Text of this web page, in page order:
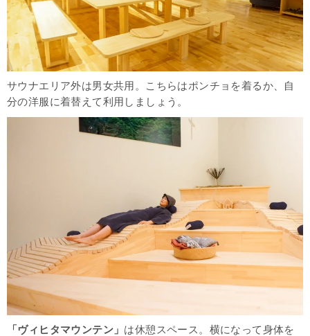
サウナエリア外は男女共用。こちらはポンチョを着るか、自
分の洋服に着替えて利用しましょう。
「ヴィヒタマウンテン」 は休憩スペース。横になって身体を